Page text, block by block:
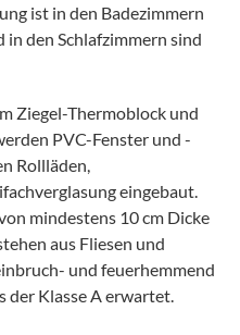
ist in den Badezimmern
den Schlafzimmern sind
Ziegel-Thermoblock und
PVC-Fenster und -
Rollläden,
eingebaut.
mindestens 10 cm Dicke
aus Fliesen und
und feuerhemmend
der Klasse A erwartet.